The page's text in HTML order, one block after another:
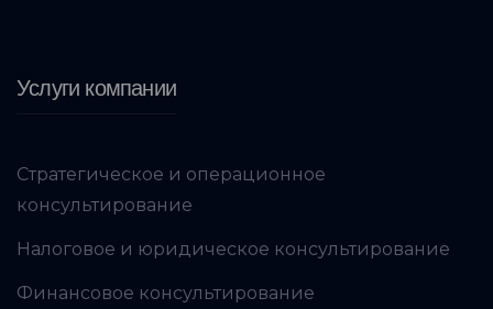
Услуги компании
Стратегическое и операционное
консультирование
Налоговое и юридическое консультирование
Финансовое консультирование